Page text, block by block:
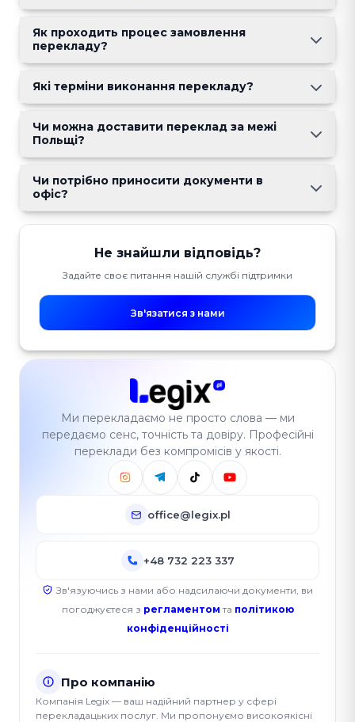
Як проходить процес замовлення
перекладу?
Які терміни виконання перекладу?
Чи можна доставити переклад за межі
Польщі?
Чи потрібно приносити документи в
офіс?
Не знайшли відповідь?
Задайте своє питання нашій службі підтримки
Зв'язатися з нами
Ми перекладаємо не просто слова — ми
передаємо сенс, точність та довіру. Професійні
переклади без компромісів у якості.
office@legix.pl
+48 732 223 337
Зв'язуючись з нами або надсилаючи документи, ви
погоджуєтеся з регламентом та політикою
конфіденційності
Про компанію
Компанія Legix — ваш надійний партнер у сфері
перекладацьких послуг. Ми пропонуємо високоякісні